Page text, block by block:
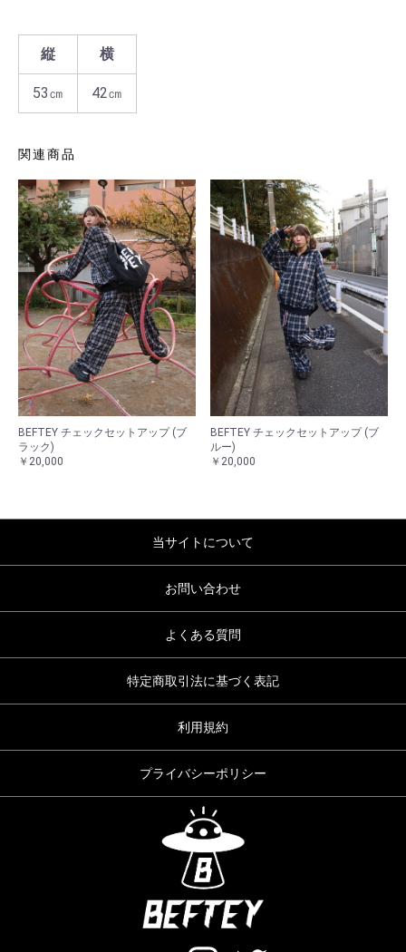
縦 横
53㎝ 42㎝
関連商品
BEFTEY チェックセットアップ (ブ
ラック)
￥20,000
BEFTEY チェックセットアップ (ブ
ルー)
￥20,000
当サイトについて
お問い合わせ
よくある質問
特定商取引法に基づく表記
利用規約
プライバシーポリシー